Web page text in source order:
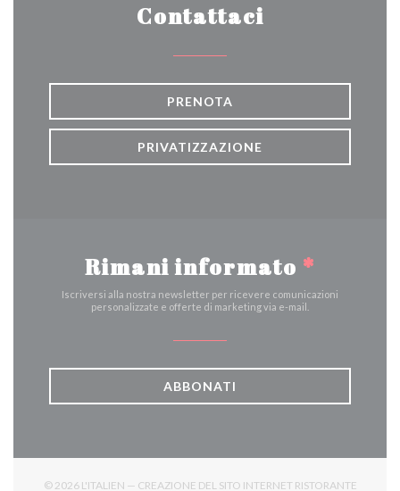
Contattaci
PRENOTA
PRIVATIZZAZIONE
Rimani informato *
Iscriversi alla nostra newsletter per ricevere comunicazioni
personalizzate e offerte di marketing via e-mail.
ABBONATI
© 2026 L'ITALIEN — CREAZIONE DEL SITO INTERNET RISTORANTE